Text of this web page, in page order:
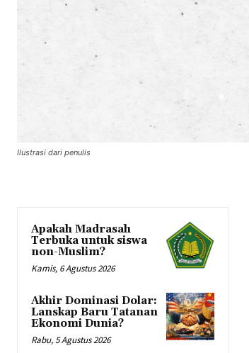
Ilustrasi dari penulis
Apakah Madrasah
Terbuka untuk siswa
non-Muslim?
Kamis, 6 Agustus 2026
Akhir Dominasi Dolar:
Lanskap Baru Tatanan
Ekonomi Dunia?
Rabu, 5 Agustus 2026